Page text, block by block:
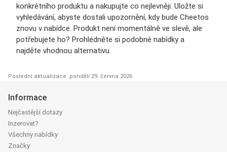
konkrétního produktu a nakupujte co nejlevněji. Uložte si
vyhledávání, abyste dostali upozornění, kdy bude Cheetos
znovu v nabídce. Produkt není momentálně ve slevě, ale
potřebujete ho? Prohlédněte si podobné nabídky a
najděte vhodnou alternativu.
Poslední aktualizace: pondělí 29. června 2026
Informace
Nejčastější dotazy
Inzerovat?
Všechny nabídky
Značky